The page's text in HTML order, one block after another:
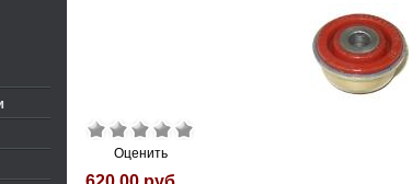
Оценить